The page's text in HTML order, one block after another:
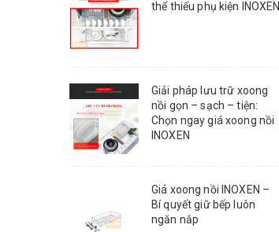
thể thiếu phụ kiện INOXEN
Giải pháp lưu trữ xoong
nồi gọn – sạch – tiện:
Chọn ngay giá xoong nồi
INOXEN
Giá xoong nồi INOXEN –
Bí quyết giữ bếp luôn
ngăn nắp